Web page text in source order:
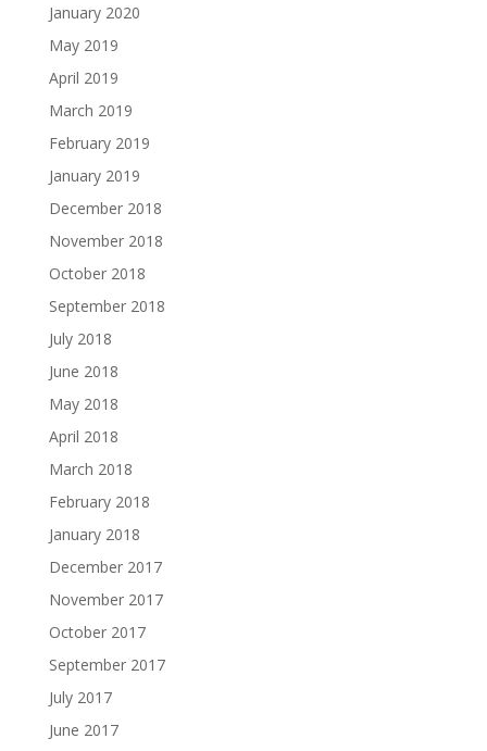
January 2020
May 2019
April 2019
March 2019
February 2019
January 2019
December 2018
November 2018
October 2018
September 2018
July 2018
June 2018
May 2018
April 2018
March 2018
February 2018
January 2018
December 2017
November 2017
October 2017
September 2017
July 2017
June 2017